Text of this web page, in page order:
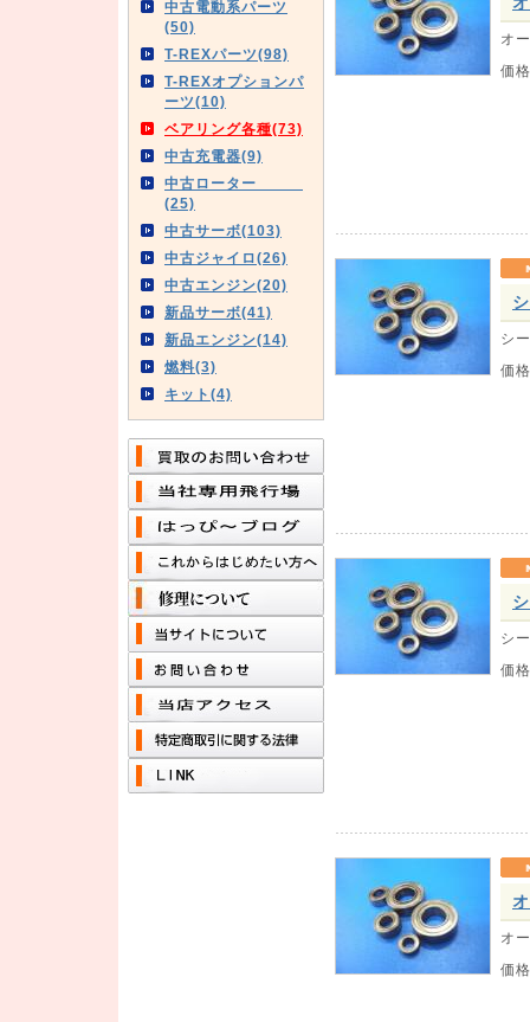
中古電動系パーツ
(50)
T-REXパーツ(98)
T-REXオプションパ
ーツ(10)
ベアリング各種(73)
中古充電器(9)
中古ローター
(25)
中古サーボ(103)
中古ジャイロ(26)
中古エンジン(20)
新品サーボ(41)
新品エンジン(14)
燃料(3)
キット(4)
オ
価格
シ
価格
シ
価格
オ
価格